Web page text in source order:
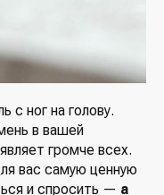
с ног на голову.
в вашей
громче всех.
вас самую ценную
и спросить — а